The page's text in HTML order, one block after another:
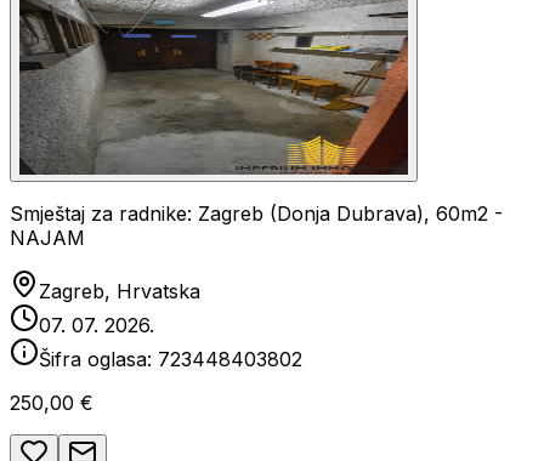
Smještaj za radnike: Zagreb (Donja Dubrava), 60m2 -
NAJAM
Zagreb, Hrvatska
07. 07. 2026.
Šifra oglasa: 723448403802
250,00 €